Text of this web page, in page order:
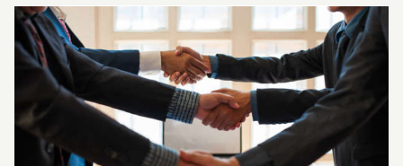
Tarifabschluss in der Pfalz: Groß- und
Außenhandel übernimmt bayerisches Ergebnis